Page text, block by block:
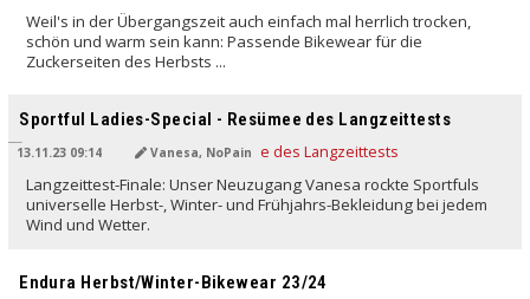
Weil's in der Übergangszeit auch einfach mal herrlich trocken,
schön und warm sein kann: Passende Bikewear für die
Zuckerseiten des Herbsts ...
Sportful Ladies-Special - Resümee des Langzeittests
13.11.23 09:14 Vanesa, NoPain
Langzeittest-Finale: Unser Neuzugang Vanesa rockte Sportfuls
universelle Herbst-, Winter- und Frühjahrs-Bekleidung bei jedem
Wind und Wetter.
Endura Herbst/Winter-Bikewear 23/24